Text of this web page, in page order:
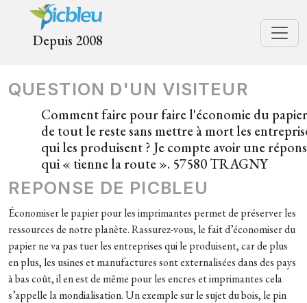
Depuis 2008
QUESTION D'UN VISITEUR
Comment faire pour faire l'économie du
de tout le reste sans mettre à mort les
qui les produisent ? Je compte avoir une
qui « tienne la route ». 57580 TRAGNY
REPONSE DE PICBLEU
Économiser le papier pour les imprimantes permet de préserver les
ressources de notre planète. Rassurez-vous, le fait d’économiser du
papier ne va pas tuer les entreprises qui le produisent, car de plus
en plus, les usines et manufactures sont externalisées dans des pays
à bas coût, il en est de même pour les encres et imprimantes cela
s’appelle la mondialisation. Un exemple sur le sujet du bois, le pin